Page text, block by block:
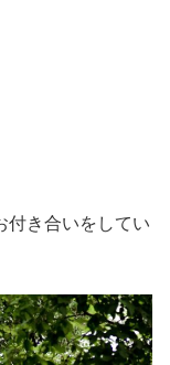
付き合いをしてい